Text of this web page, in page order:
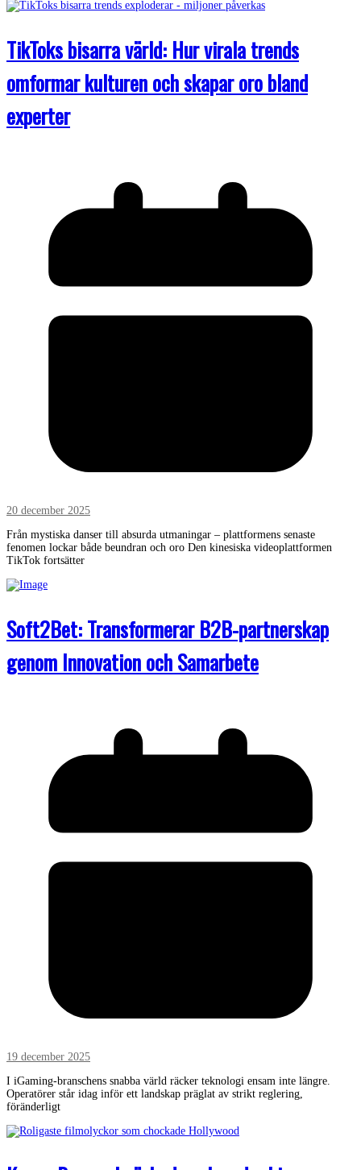
TikToks bisarra värld: Hur virala trends
omformar kulturen och skapar oro bland
experter
20 december 2025
Från mystiska danser till absurda utmaningar – plattformens senaste
fenomen lockar både beundran och oro Den kinesiska videoplattformen
TikTok fortsätter
Soft2Bet: Transformerar B2B-partnerskap
genom Innovation och Samarbete
19 december 2025
I iGaming-branschens snabba värld räcker teknologi ensam inte längre.
Operatörer står idag inför ett landskap präglat av strikt reglering,
föränderligt